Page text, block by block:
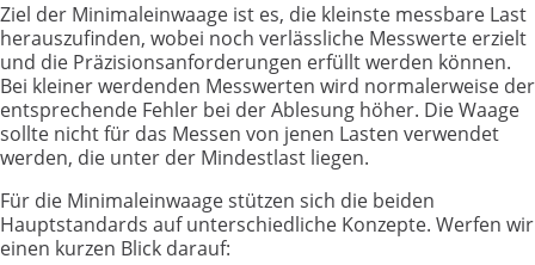
Ziel der Minimaleinwaage ist es, die kleinste messbare Last
herauszufinden, wobei noch verlässliche Messwerte erzielt
und die Präzisionsanforderungen erfüllt werden können.
Bei kleiner werdenden Messwerten wird normalerweise der
entsprechende Fehler bei der Ablesung höher. Die Waage
sollte nicht für das Messen von jenen Lasten verwendet
werden, die unter der Mindestlast liegen.
Für die Minimaleinwaage stützen sich die beiden
Hauptstandards auf unterschiedliche Konzepte. Werfen wir
einen kurzen Blick darauf: